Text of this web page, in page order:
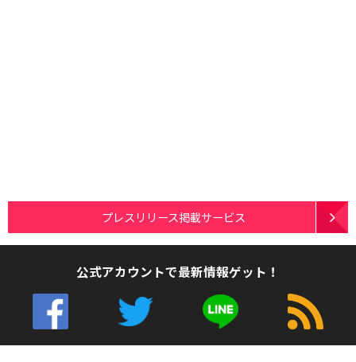
プレスリリース掲載サービス
公式アカウントで最新情報ゲット！